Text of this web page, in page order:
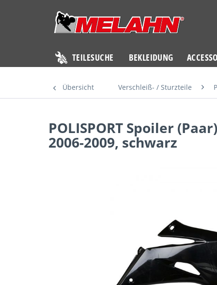
TEILESUCHE BEKLEIDUNG
Übersicht Verschleiß- / Sturzteile
POLISPORT Spoiler
2006-2009, schwarz